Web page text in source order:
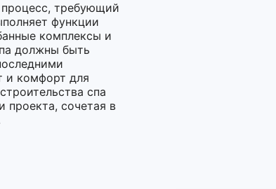
требующий
функции
комплексы и
должны быть
и комфорт для
спа
проекта, сочетая в